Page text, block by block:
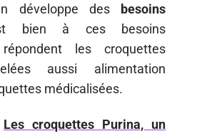
développe des besoins
bien à ces besoins
les croquettes
aussi alimentation
médicalisées.
Les croquettes Purina, un